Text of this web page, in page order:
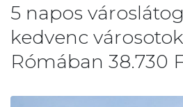
5 napos
kedvenc
Rómában 38.730